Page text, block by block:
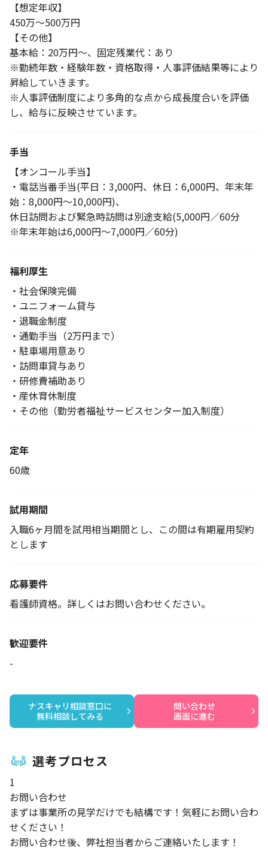
【想定年収】
450万～500万円
【その他】
基本給：20万円～、固定残業代：あり
※勤続年数・経験年数・資格取得・人事評価結果等により
昇給していきます。
※人事評価制度により多角的な点から成長度合いを評価
し、給与に反映させています。
手当
【オンコール手当】
・電話当番手当(平日：3,000円、休日：6,000円、年末年
始：8,000円～10,000円)、
休日訪問および緊急時訪問は別途支給(5,000円／60分
※年末年始は6,000円～7,000円／60分)
福利厚生
・社会保険完備
・ユニフォーム貸与
・退職金制度
・通勤手当（2万円まで）
・駐車場用意あり
・訪問車貸与あり
・研修費補助あり
・産休育休制度
・その他（勤労者福祉サービスセンター加入制度）
定年
60歳
試用期間
入職6ヶ月間を試用相当期間とし、この間は有期雇用契約
とします
応募要件
看護師資格。詳しくはお問い合わせください。
歓迎要件
-
ナスキャリ相談窓口に
無料相談してみる
問い合わせ
画面に進む
選考プロセス
1
お問い合わせ
まずは事業所の見学だけでも結構です！気軽にお問い合わ
せください！
お問い合わせ後、弊社担当者からご連絡いたします！